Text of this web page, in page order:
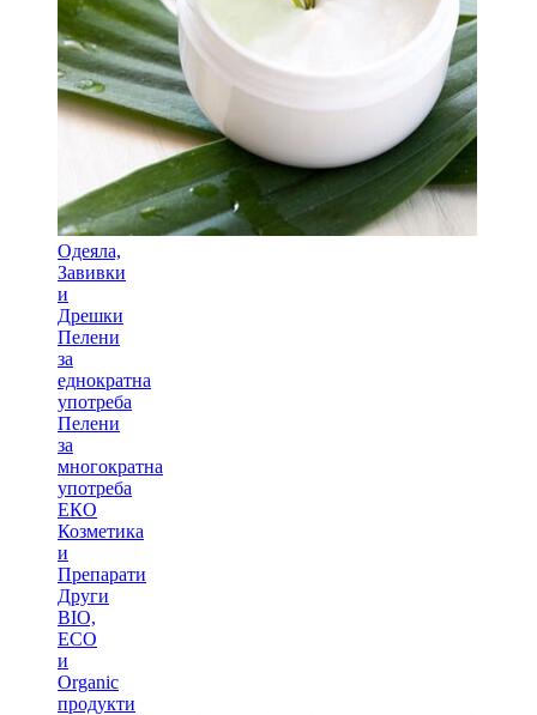
Одеяла,
Завивки
и
Дрешки
Пелени
за
еднократна
употреба
Пелени
за
многократна
употреба
ЕКО
Козметика
и
Препарати
Други
BIO,
ECO
и
Оrganic
продукти